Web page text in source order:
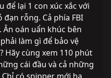
để lại 1 con xúc xắc với
đạn rỗng. Cả phía FBI
Ân oán uẩn khúc bên
làm gì để bảo vệ
Hãy cùng xem 110 phút
cái đầu và cả những